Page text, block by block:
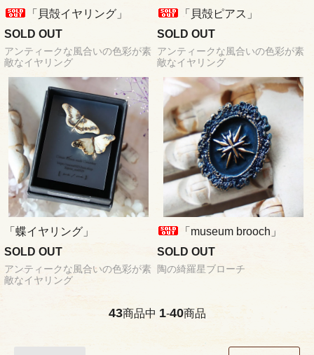
「貝殻イヤリング」
SOLD OUT
アンティークな風合いの色彩が素
敵なイヤリング
「貝殻ピアス」
SOLD OUT
アンティークな風合いの色彩が素
敵なイヤリング
「蝶イヤリング」
SOLD OUT
アンティークな風合いの色彩が素
敵なイヤリング
「museum brooch」
SOLD OUT
陶の綺羅星ブローチ
43商品中 1-40商品